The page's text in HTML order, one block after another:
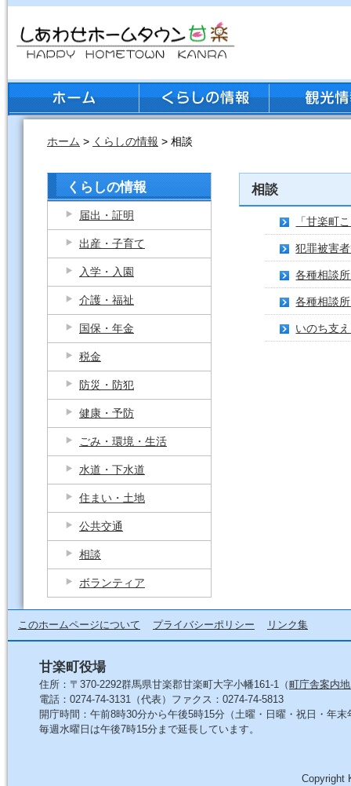
ホーム > くらしの情報 > 相談
くらしの情報
届出・証明
出産・子育て
入学・入園
介護・福祉
国保・年金
税金
防災・防犯
健康・予防
ごみ・環境・生活
水道・下水道
住まい・土地
公共交通
相談
ボランティア
相談
「甘楽町
犯罪被害
各種相談
各種相談
いのち支
このホームページについて プライバシーポリシー リンク集
甘楽町役場
住所：〒370-2292群馬県甘楽郡甘楽町大字小幡161-1（町庁舎案内
電話：0274-74-3131（代表）ファクス：0274-74-5813
開庁時間：午前8時30分から午後5時15分（土曜・日曜・祝日・年末
毎週水曜日は午後7時15分まで延長しています。
Copyright